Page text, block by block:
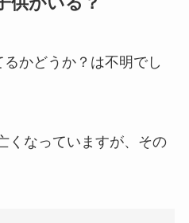
かどうか？は不明でし
くなっていますが、その